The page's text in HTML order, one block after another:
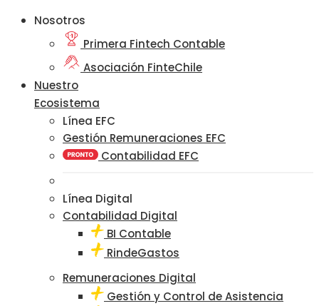
Nosotros
Primera Fintech Contable
Asociación FinteChile
Nuestro
Ecosistema
Línea EFC
Gestión Remuneraciones EFC
Contabilidad EFC
Línea Digital
Contabilidad Digital
BI Contable
RindeGastos
Remuneraciones Digital
Gestión y Control de Asistencia